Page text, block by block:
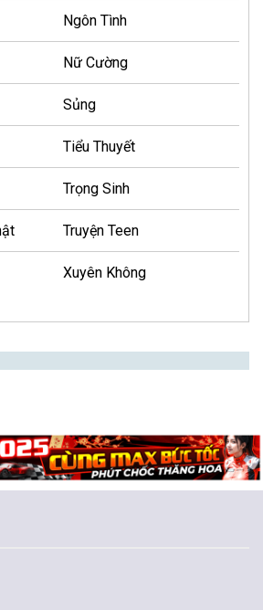
Ngôn Tình
Nữ Cường
Sủng
Tiểu Thuyết
Trọng Sinh
Truyện Teen
Xuyên Không